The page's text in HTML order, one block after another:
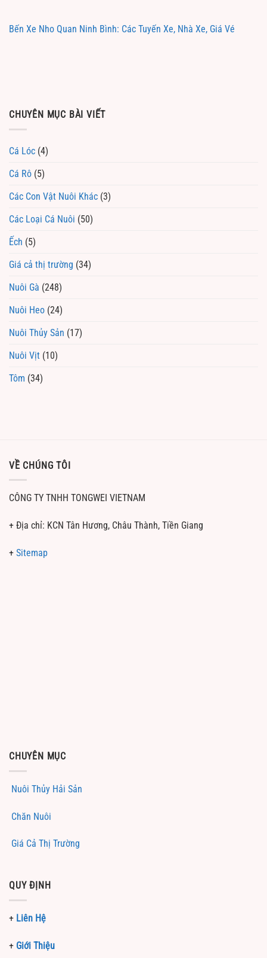
Bến Xe Nho Quan Ninh Bình: Các Tuyến Xe, Nhà Xe, Giá Vé
CHUYÊN MỤC BÀI VIẾT
Cá Lóc (4)
Cá Rô (5)
Các Con Vật Nuôi Khác (3)
Các Loại Cá Nuôi (50)
Ếch (5)
Giá cả thị trường (34)
Nuôi Gà (248)
Nuôi Heo (24)
Nuôi Thủy Sản (17)
Nuôi Vịt (10)
Tôm (34)
VỀ CHÚNG TÔI
CÔNG TY TNHH TONGWEI VIETNAM
+ Địa chỉ: KCN Tân Hương, Châu Thành, Tiền Giang
+ Sitemap
CHUYÊN MỤC
Nuôi Thủy Hải Sản
Chăn Nuôi
Giá Cả Thị Trường
QUY ĐỊNH
+ Liên Hệ
+ Giới Thiệu